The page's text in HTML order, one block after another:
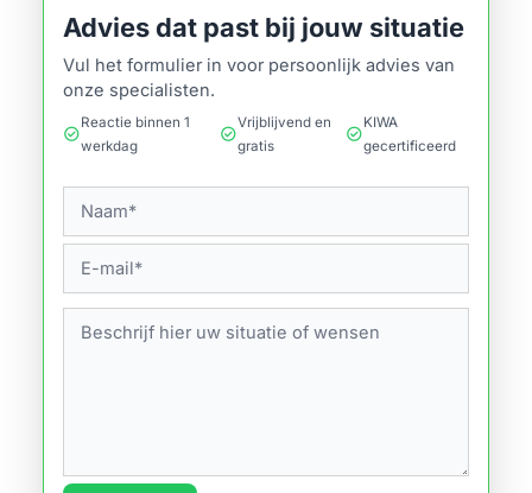
Advies dat past bij jouw situatie
Vul het formulier in voor persoonlijk advies van
onze specialisten.
check_circle
Reactie binnen 1
werkdag
check_circle
Vrijblijvend en
gratis
check_circle
KIWA
gecertificeerd